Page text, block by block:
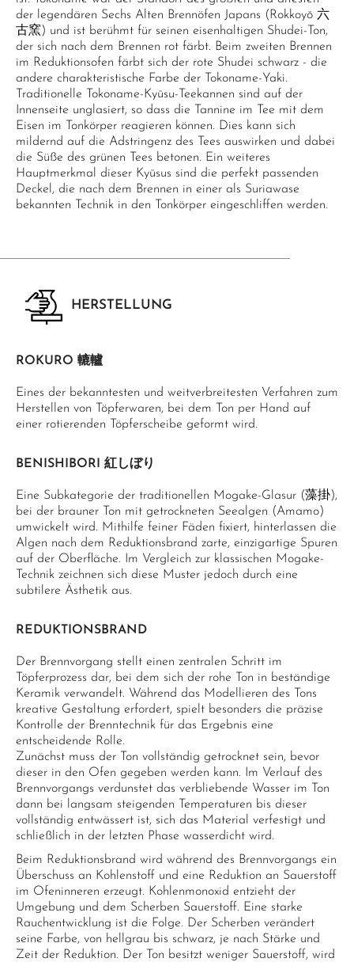
der legendären Sechs Alten Brennöfen Japans (Rokkoyō 六
古窯) und ist berühmt für seinen eisenhaltigen Shudei-Ton,
der sich nach dem Brennen rot färbt. Beim zweiten Brennen
im Reduktionsofen färbt sich der rote Shudei schwarz - die
andere charakteristische Farbe der Tokoname-Yaki.
Traditionelle Tokoname-Kyūsu-Teekannen sind auf der
Innenseite unglasiert, so dass die Tannine im Tee mit dem
Eisen im Tonkörper reagieren können. Dies kann sich
mildernd auf die Adstringenz des Tees auswirken und dabei
die Süße des grünen Tees betonen. Ein weiteres
Hauptmerkmal dieser Kyūsus sind die perfekt passenden
Deckel, die nach dem Brennen in einer als Suriawase
bekannten Technik in den Tonkörper eingeschliffen werden.
HERSTELLUNG
ROKURO 轆轤
Eines der bekanntesten und weitverbreitesten Verfahren zum
Herstellen von Töpferwaren, bei dem Ton per Hand auf
einer rotierenden Töpferscheibe geformt wird.
BENISHIBORI 紅しぼり
Eine Subkategorie der traditionellen Mogake-Glasur (藻掛),
bei der brauner Ton mit getrockneten Seealgen (Amamo)
umwickelt wird. Mithilfe feiner Fäden fixiert, hinterlassen die
Algen nach dem Reduktionsbrand zarte, einzigartige Spuren
auf der Oberfläche. Im Vergleich zur klassischen Mogake-
Technik zeichnen sich diese Muster jedoch durch eine
subtilere Ästhetik aus.
REDUKTIONSBRAND
Der Brennvorgang stellt einen zentralen Schritt im
Töpferprozess dar, bei dem sich der rohe Ton in beständige
Keramik verwandelt. Während das Modellieren des Tons
kreative Gestaltung erfordert, spielt besonders die präzise
Kontrolle der Brenntechnik für das Ergebnis eine
entscheidende Rolle.
Zunächst muss der Ton vollständig getrocknet sein, bevor
dieser in den Ofen gegeben werden kann. Im Verlauf des
Brennvorgangs verdunstet das verbliebende Wasser im Ton
dann bei langsam steigenden Temperaturen bis dieser
vollständig entwässert ist, sich das Material verfestigt und
schließlich in der letzten Phase wasserdicht wird.
Beim Reduktionsbrand wird während des Brennvorgangs ein
Überschuss an Kohlenstoff und eine Reduktion an Sauerstoff
im Ofeninneren erzeugt. Kohlenmonoxid entzieht der
Umgebung und dem Scherben Sauerstoff. Eine starke
Rauchentwicklung ist die Folge. Der Scherben verändert
seine Farbe, von hellgrau bis schwarz, je nach Stärke und
Zeit der Reduktion. Der Ton besitzt weniger Sauerstoff, wird